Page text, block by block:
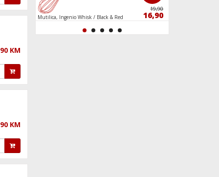
KM
KM
159,90
129,90 Mutilica, Ingenio Whisk / Black & Red
19,90
16,90